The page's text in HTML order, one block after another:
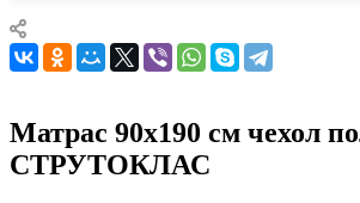
Матрас 90х190 см чехол
СТРУТОКЛАС